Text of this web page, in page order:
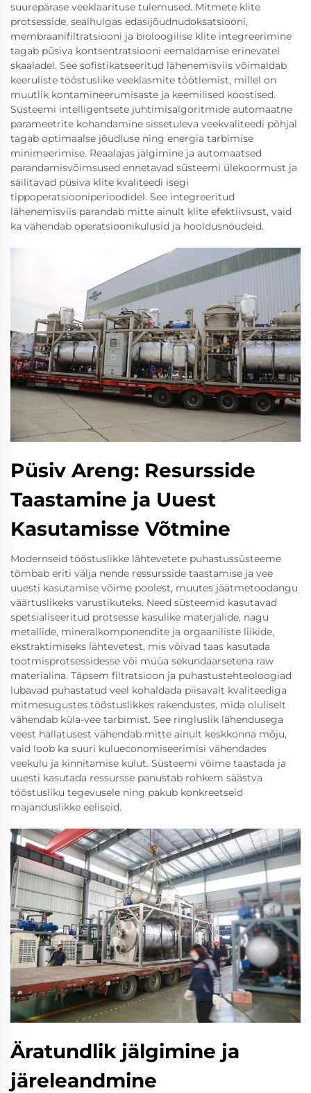
suurepärase veeklaarituse tulemused. Mitmete klite
protsesside, sealhulgas edasijõudnudoksatsiooni,
membraanifiltratsiooni ja bioloogilise klite integreerimine
tagab püsiva kontsentratsiooni eemaldamise erinevatel
skaaladel. See sofistikatseeritud lähenemisviis võimaldab
keeruliste tööstuslike veeklasmite töötlemist, millel on
muutlik kontamineerumisaste ja keemilised koostised.
Süsteemi intelligentsete juhtimisalgoritmide automaatne
parameetrite kohandamine sissetuleva veekvaliteedi põhjal
tagab optimaalse jõudluse ning energia tarbimise
minimeerimise. Reaalajas jälgimine ja automaatsed
parandamisvõimsused ennetavad süsteemi ülekoormust ja
säilitavad püsiva klite kvaliteedi isegi
tippoperatsiooniperioodidel. See integreeritud
lähenemisviis parandab mitte ainult klite efektiivsust, vaid
ka vähendab operatsioonikulusid ja hooldusnõudeid.
Püsiv Areng: Resursside
Taastamine ja Uuest
Kasutamisse Võtmine
Modernseid tööstuslikke lähtevetete puhastussüsteeme
tõmbab eriti välja nende ressursside taastamise ja vee
uuesti kasutamise võime poolest, muutes jäätmetoodangu
väärtuslikeks varustikuteks. Need süsteemid kasutavad
spetsialiseeritud protsesse kasulike materjalide, nagu
metallide, mineralkomponendite ja orgaaniliste liikide,
ekstraktimiseks lähtevetest, mis võivad taas kasutada
tootmisprotsessidesse või müüa sekundaarsetena raw
materialina. Täpsem filtratsioon ja puhastustehteoloogiad
lubavad puhastatud veel kohaldada piisavalt kvaliteediga
mitmesugustes tööstuslikkes rakendustes, mida oluliselt
vähendab küla-vee tarbimist. See ringluslik lähendusega
veest hallatusest vähendab mitte ainult keskkonna mõju,
vaid loob ka suuri kulueconomiseerimisi vähendades
veekulu ja kinnitamise kulut. Süsteemi võime taastada ja
uuesti kasutada ressursse panustab rohkem säästva
tööstusliku tegevusele ning pakub konkreetseid
majanduslikke eeliseid.
Äratundlik jälgimine ja
järeleandmine